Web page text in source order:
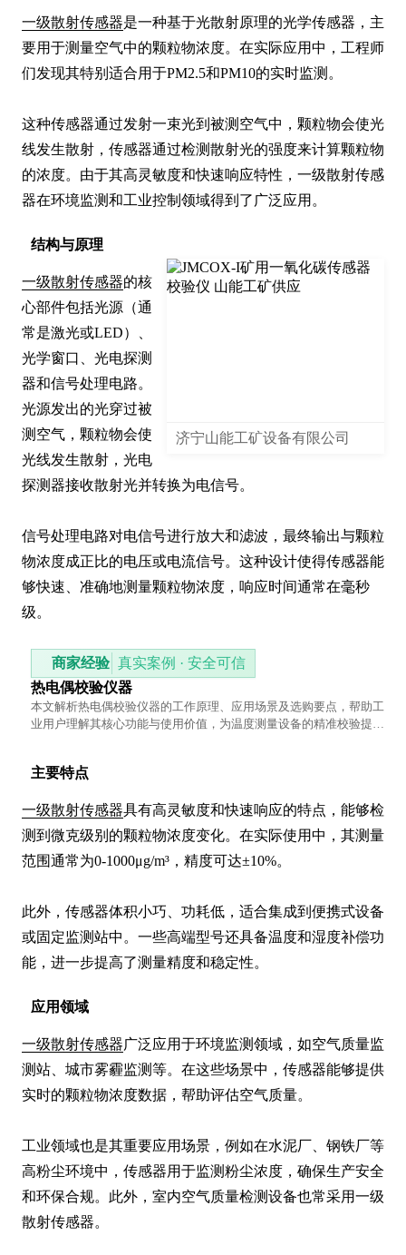
一级散射传感器是一种基于光散射原理的光学传感器，主
要用于测量空气中的颗粒物浓度。在实际应用中，工程师
们发现其特别适合用于PM2.5和PM10的实时监测。
这种传感器通过发射一束光到被测空气中，颗粒物会使光
线发生散射，传感器通过检测散射光的强度来计算颗粒物
的浓度。由于其高灵敏度和快速响应特性，一级散射传感
器在环境监测和工业控制领域得到了广泛应用。
结构与原理
济宁山能工矿设备有限公司
一级散射传感器的核
心部件包括光源（通
常是激光或LED）、
光学窗口、光电探测
器和信号处理电路。
光源发出的光穿过被
测空气，颗粒物会使
光线发生散射，光电
探测器接收散射光并转换为电信号。
信号处理电路对电信号进行放大和滤波，最终输出与颗粒
物浓度成正比的电压或电流信号。这种设计使得传感器能
够快速、准确地测量颗粒物浓度，响应时间通常在毫秒
级。
商家经验 真实案例 · 安全可信
热电偶校验仪器
本文解析热电偶校验仪器的工作原理、应用场景及选购要点，帮助工
业用户理解其核心功能与使用价值，为温度测量设备的精准校验提供
主要特点
一级散射传感器具有高灵敏度和快速响应的特点，能够检
测到微克级别的颗粒物浓度变化。在实际使用中，其测量
范围通常为0-1000μg/m³，精度可达±10%。
此外，传感器体积小巧、功耗低，适合集成到便携式设备
或固定监测站中。一些高端型号还具备温度和湿度补偿功
能，进一步提高了测量精度和稳定性。
应用领域
一级散射传感器广泛应用于环境监测领域，如空气质量监
测站、城市雾霾监测等。在这些场景中，传感器能够提供
实时的颗粒物浓度数据，帮助评估空气质量。
工业领域也是其重要应用场景，例如在水泥厂、钢铁厂等
高粉尘环境中，传感器用于监测粉尘浓度，确保生产安全
和环保合规。此外，室内空气质量检测设备也常采用一级
散射传感器。